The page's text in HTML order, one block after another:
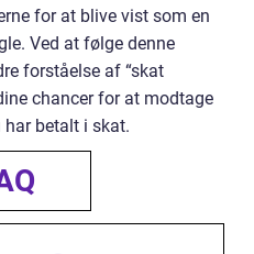
for at blive vist som en
Ved at følge denne
forståelse af “skat
chancer for at modtage
har betalt i skat.